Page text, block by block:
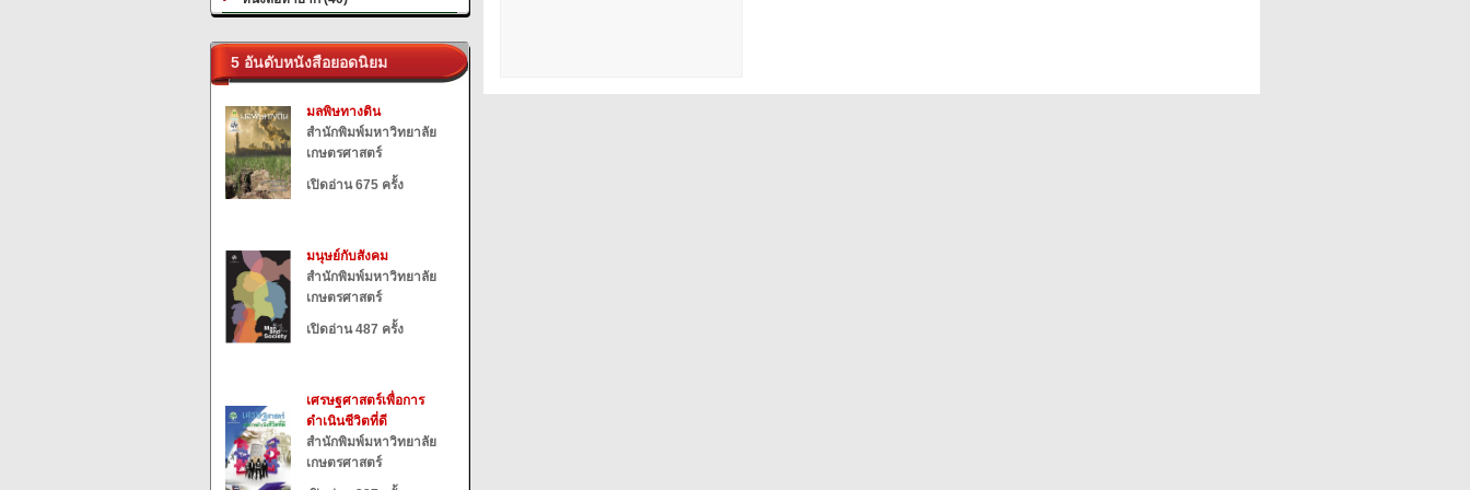
5 อันดับหนังสือยอดนิยม
มลพิษทางดิน
สำนักพิมพ์มหาวิทยาลัย
เกษตรศาสตร์
เปิดอ่าน 675 ครั้ง
มนุษย์กับสังคม
สำนักพิมพ์มหาวิทยาลัย
เกษตรศาสตร์
เปิดอ่าน 487 ครั้ง
เศรษฐศาสตร์เพื่อการ
ดำเนินชีวิตที่ดี
สำนักพิมพ์มหาวิทยาลัย
เกษตรศาสตร์